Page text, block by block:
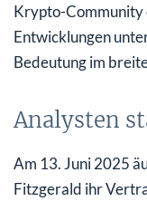
Krypto-Community
Entwicklungen
Bedeutung im
Analysten
Am 13. Juni 2025
Fitzgerald ihr